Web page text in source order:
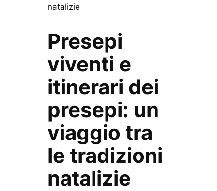
natalizie
Presepi
viventi e
itinerari dei
presepi: un
viaggio tra
le tradizioni
natalizie